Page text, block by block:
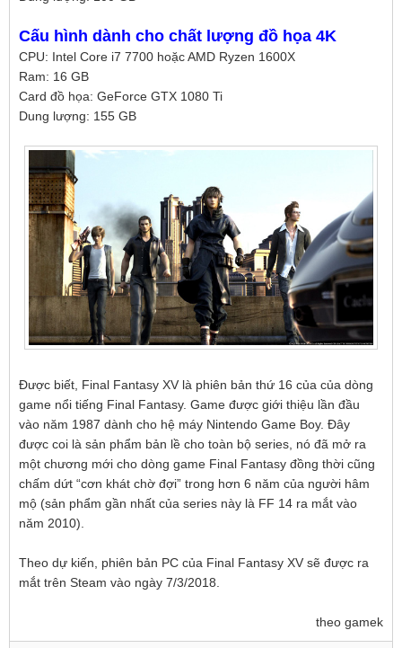
Cấu hình dành cho chất lượng đồ họa 4K
CPU: Intel Core i7 7700 hoặc AMD Ryzen 1600X
Ram: 16 GB
Card đồ họa: GeForce GTX 1080 Ti
Dung lượng: 155 GB
Được biết, Final Fantasy XV là phiên bản thứ 16 của của dòng
game nổi tiếng Final Fantasy. Game được giới thiệu lần đầu
vào năm 1987 dành cho hệ máy Nintendo Game Boy. Đây
được coi là sản phẩm bản lề cho toàn bộ series, nó đã mở ra
một chương mới cho dòng game Final Fantasy đồng thời cũng
chấm dứt “cơn khát chờ đợi” trong hơn 6 năm của người hâm
mộ (sản phẩm gần nhất của series này là FF 14 ra mắt vào
năm 2010).
Theo dự kiến, phiên bản PC của Final Fantasy XV sẽ được ra
mắt trên Steam vào ngày 7/3/2018.
theo gamek